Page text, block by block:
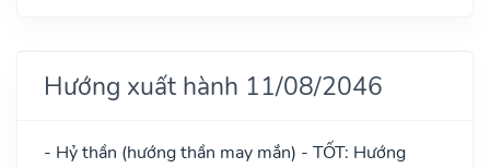
Hướng xuất hành 11/08/2046
- Hỷ thần (hướng thần may mắn) - TỐT: Hướng